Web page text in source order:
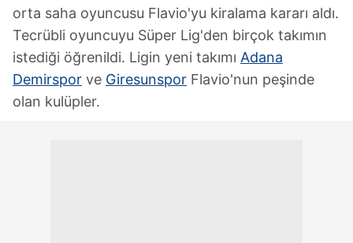
orta saha oyuncusu Flavio'yu kiralama kararı aldı.
Tecrübli oyuncuyu Süper Lig'den birçok takımın
istediği öğrenildi. Ligin yeni takımı Adana
Demirspor ve Giresunspor Flavio'nun peşinde
olan kulüpler.